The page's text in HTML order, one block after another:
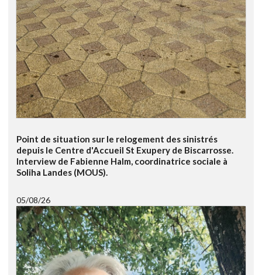
Point de situation sur le relogement des sinistrés
depuis le Centre d'Accueil St Exupery de Biscarrosse.
Interview de Fabienne Halm, coordinatrice sociale à
Soliha Landes (MOUS).
05/08/26